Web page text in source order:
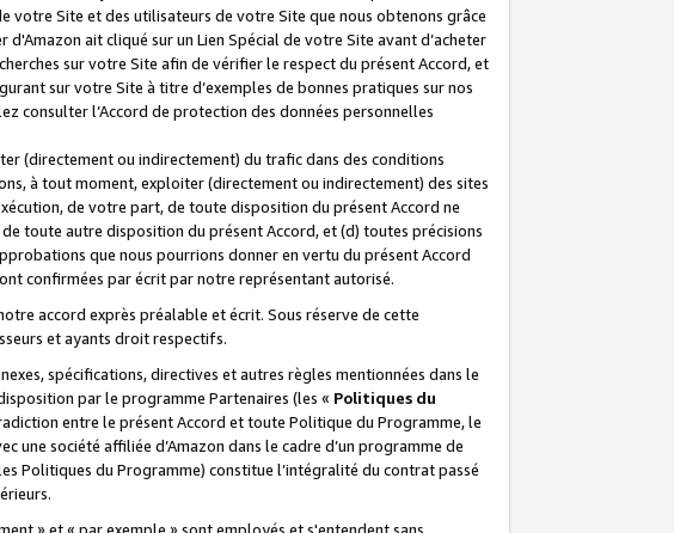
votre Site et des utilisateurs de votre Site que nous obtenons grâce
ait cliqué sur un Lien Spécial de votre Site avant d’acheter
sur votre Site afin de vérifier le respect du présent Accord, et
sur votre Site à titre d’exemples de bonnes pratiques sur nos
consulter l’Accord de protection des données personnelles
(directement ou indirectement) du trafic dans des conditions
à tout moment, exploiter (directement ou indirectement) des sites
de votre part, de toute disposition du présent Accord ne
toute autre disposition du présent Accord, et (d) toutes précisions
que nous pourrions donner en vertu du présent Accord
confirmées par écrit par notre représentant autorisé.
accord exprès préalable et écrit. Sous réserve de cette
et ayants droit respectifs.
spécifications, directives et autres règles mentionnées dans le
par le programme Partenaires (les « Politiques du
entre le présent Accord et toute Politique du Programme, le
une société affiliée d’Amazon dans le cadre d’un programme de
Politiques du Programme) constitue l’intégralité du contrat passé